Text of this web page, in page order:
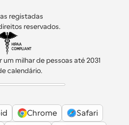
registadas
reservados.
milhar de pessoas até 2031
calendário.
Chrome
Safari